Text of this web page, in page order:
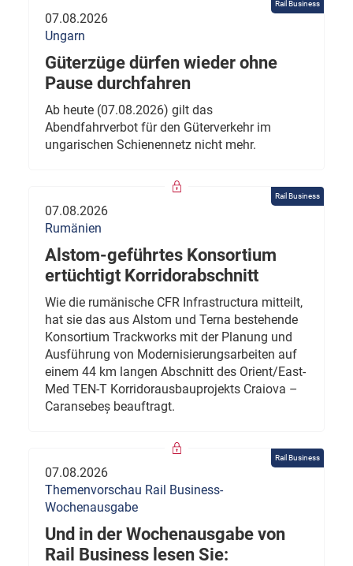
Rail Business
07.08.2026
Ungarn
Güterzüge dürfen wieder ohne
Pause durchfahren
Ab heute (07.08.2026) gilt das
Abendfahrverbot für den Güterverkehr im
ungarischen Schienennetz nicht mehr.
Rail Business
07.08.2026
Rumänien
Alstom-geführtes Konsortium
ertüchtigt Korridorabschnitt
Wie die rumänische CFR Infrastructura mitteilt,
hat sie das aus Alstom und Terna bestehende
Konsortium Trackworks mit der Planung und
Ausführung von Modernisierungsarbeiten auf
einem 44 km langen Abschnitt des Orient/East-
Med TEN-T Korridorausbauprojekts Craiova –
Caransebeș beauftragt.
Rail Business
07.08.2026
Themenvorschau Rail Business-
Wochenausgabe
Und in der Wochenausgabe von
Rail Business lesen Sie: